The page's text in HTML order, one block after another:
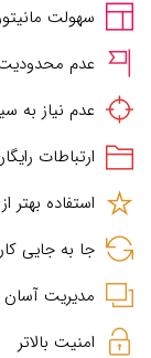
سهولت
عدم محدودیت
عدم نیاز به
ارتباطات
استفاده
جا به جایی
مدیریت آسان
امنیت بالاتر